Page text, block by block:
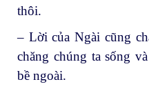
thôi.
– Lời của Ngài cũng
chăng chúng ta sống
bề ngoài.